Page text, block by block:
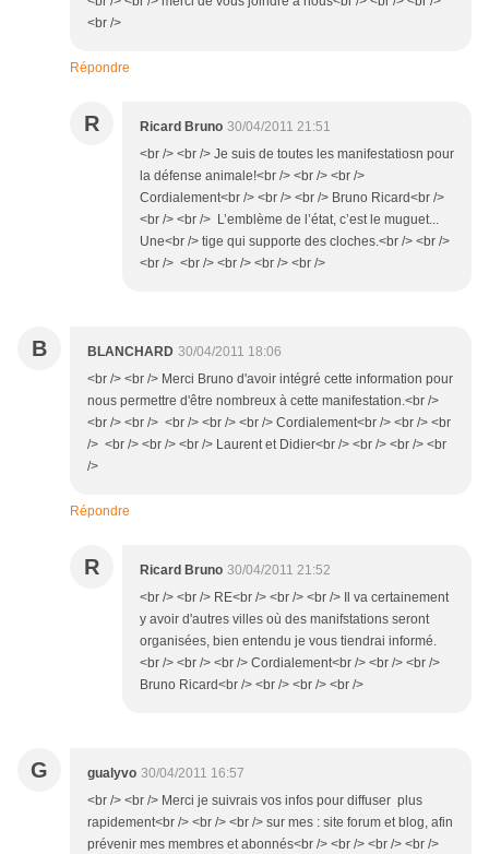
<br />
Répondre
R Ricard Bruno 30/04/2011 21:51
<br /> <br /> Je suis de toutes les manifestatiosn pour
la défense animale!<br /> <br /> <br />
Cordialement<br /> <br /> <br /> Bruno Ricard<br />
<br /> <br /> L’emblème de l’état, c’est le muguet...
Une<br /> tige qui supporte des cloches.<br /> <br />
<br /> <br /> <br /> <br /> <br />
B BLANCHARD 30/04/2011 18:06
<br /> <br /> Merci Bruno d'avoir intégré cette information pour
nous permettre d'être nombreux à cette manifestation.<br />
<br /> <br /> <br /> <br /> <br /> Cordialement<br /> <br /> <br
/> <br /> <br /> <br /> Laurent et Didier<br /> <br /> <br /> <br
/>
Répondre
R Ricard Bruno 30/04/2011 21:52
<br /> <br /> RE<br /> <br /> <br /> Il va certainement
y avoir d'autres villes où des manifstations seront
organisées, bien entendu je vous tiendrai informé.
<br /> <br /> <br /> Cordialement<br /> <br /> <br />
Bruno Ricard<br /> <br /> <br /> <br />
G gualyvo 30/04/2011 16:57
<br /> <br /> Merci je suivrais vos infos pour diffuser plus
rapidement<br /> <br /> <br /> sur mes : site forum et blog, afin
prévenir mes membres et abonnés<br /> <br /> <br /> <br />